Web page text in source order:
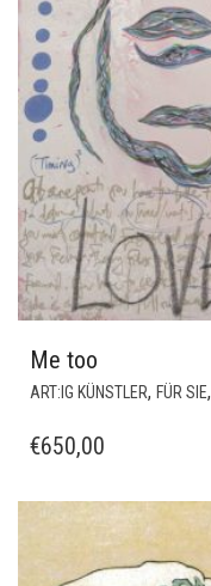
Me too
ART:IG KÜNSTLER, FÜR SIE,
€650,00